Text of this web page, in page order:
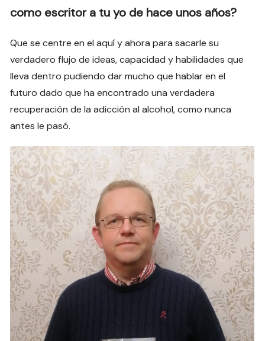
como escritor a tu yo de hace unos años?
Que se centre en el aquí y ahora para sacarle su
verdadero flujo de ideas, capacidad y habilidades que
lleva dentro pudiendo dar mucho que hablar en el
futuro dado que ha encontrado una verdadera
recuperación de la adicción al alcohol, como nunca
antes le pasó.